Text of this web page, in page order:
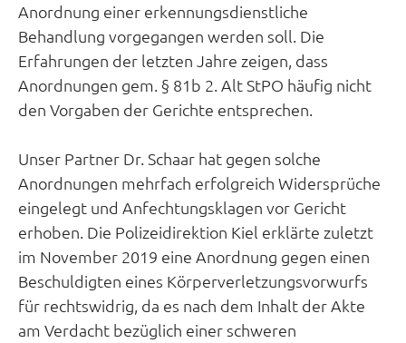
Anordnung einer erkennungsdienstliche
Behandlung vorgegangen werden soll. Die
Erfahrungen der letzten Jahre zeigen, dass
Anordnungen gem. § 81b 2. Alt StPO häufig nicht
den Vorgaben der Gerichte entsprechen.
Unser Partner Dr. Schaar hat gegen solche
Anordnungen mehrfach erfolgreich Widersprüche
eingelegt und Anfechtungsklagen vor Gericht
erhoben. Die Polizeidirektion Kiel erklärte zuletzt
im November 2019 eine Anordnung gegen einen
Beschuldigten eines Körperverletzungsvorwurfs
für rechtswidrig, da es nach dem Inhalt der Akte
am Verdacht bezüglich einer schweren